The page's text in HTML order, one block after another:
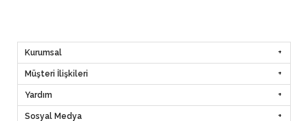
Kurumsal
Müşteri İlişkileri
Yardım
Sosyal Medya